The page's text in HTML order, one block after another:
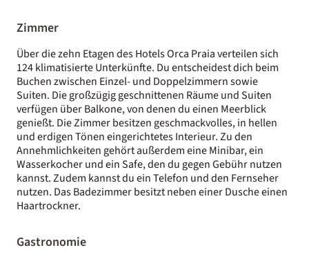
Zimmer
Über die zehn Etagen des Hotels Orca Praia verteilen sich
124 klimatisierte Unterkünfte. Du entscheidest dich beim
Buchen zwischen Einzel- und Doppelzimmern sowie
Suiten. Die großzügig geschnittenen Räume und Suiten
verfügen über Balkone, von denen du einen Meerblick
genießt. Die Zimmer besitzen geschmackvolles, in hellen
und erdigen Tönen eingerichtetes Interieur. Zu den
Annehmlichkeiten gehört außerdem eine Minibar, ein
Wasserkocher und ein Safe, den du gegen Gebühr nutzen
kannst. Zudem kannst du ein Telefon und den Fernseher
nutzen. Das Badezimmer besitzt neben einer Dusche einen
Haartrockner.
Gastronomie